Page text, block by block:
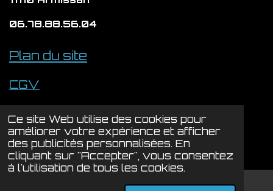
Ce site Web utilise des cookies pour
améliorer votre expérience et afficher
des publicités personnalisées. En
cliquant sur "Accepter", vous consentez
à l'utilisation de tous les cookies.
06.78.88.56.04
Plan du site
CGV
Politique de confidentialité
© 2024 - 2026 LYSION
Propulsé parWebador